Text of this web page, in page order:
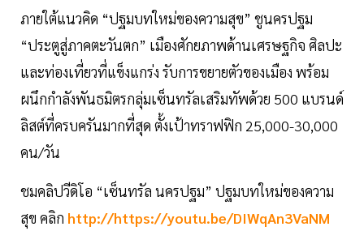
ภายใต้แนวคิด “ปฐมบทใหม่ของความสุข” ชูนครปฐม
“ประตูสู่ภาคตะวันตก” เมืองศักยภาพด้านเศรษฐกิจ ศิลปะ
และท่องเที่ยวที่แข็งแกร่ง รับการขยายตัวของเมือง พร้อม
ผนึกกำลังพันธมิตรกลุ่มเซ็นทรัลเสริมทัพด้วย 500 แบรนด์
ลิสต์ที่ครบครันมากที่สุด ตั้งเป้าทราฟฟิก 25,000-30,000
คน/วัน
ชมคลิปวีดิโอ “เซ็นทรัล นครปฐม” ปฐมบทใหม่ของความ
สุข คลิก http://https://youtu.be/DIWqAn3VaNM